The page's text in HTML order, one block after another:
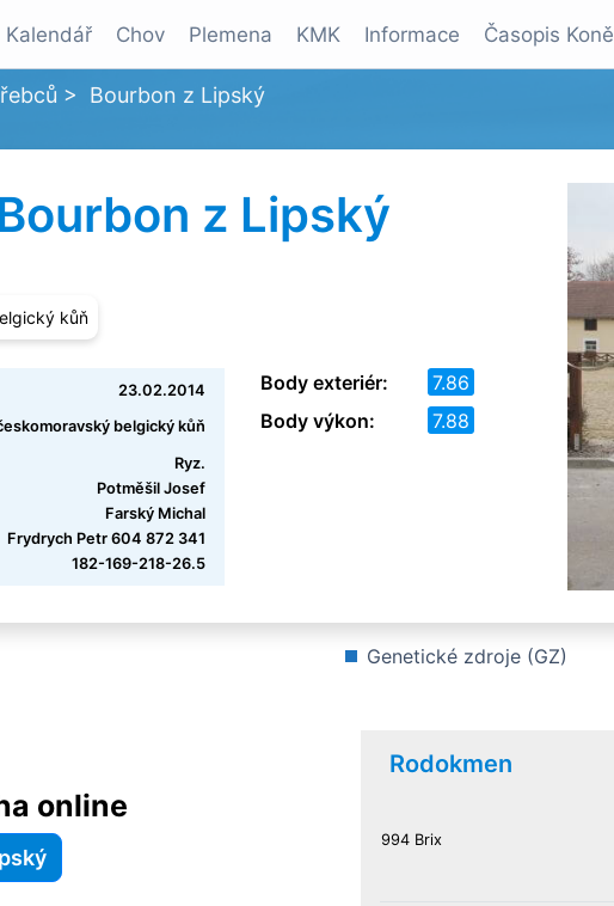
Kalendář Chov Plemena KMK Informace Časopis Koně
> Bourbon z Lipský
z Lipský
kůň
23.02.2014
belgický kůň
Ryz.
Potměšil Josef
Farský Michal
Frydrych Petr 604 872 341
182-169-218-26.5
Body exteriér:
7.86
Body výkon:
7.88
Genetické zdroje (GZ)
online
Rodokmen
994 Brix